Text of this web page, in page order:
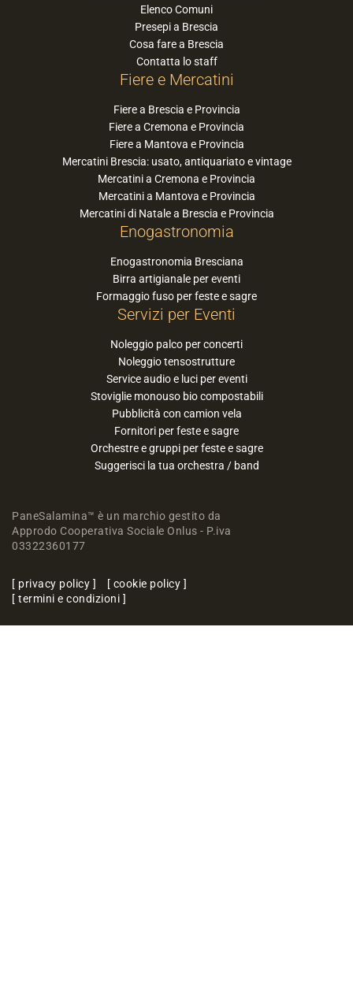
Elenco Comuni
Presepi a Brescia
Cosa fare a Brescia
Contatta lo staff
Fiere e Mercatini
Fiere a Brescia e Provincia
Fiere a Cremona e Provincia
Fiere a Mantova e Provincia
Mercatini Brescia: usato, antiquariato e vintage
Mercatini a Cremona e Provincia
Mercatini a Mantova e Provincia
Mercatini di Natale a Brescia e Provincia
Enogastronomia
Enogastronomia Bresciana
Birra artigianale per eventi
Formaggio fuso per feste e sagre
Servizi per Eventi
Noleggio palco per concerti
Noleggio tensostrutture
Service audio e luci per eventi
Stoviglie monouso bio compostabili
Pubblicità con camion vela
Fornitori per feste e sagre
Orchestre e gruppi per feste e sagre
Suggerisci la tua orchestra / band
PaneSalamina™ è un marchio gestito da
Approdo Cooperativa Sociale Onlus - P.iva
03322360177
privacy policy
cookie policy
termini e condizioni